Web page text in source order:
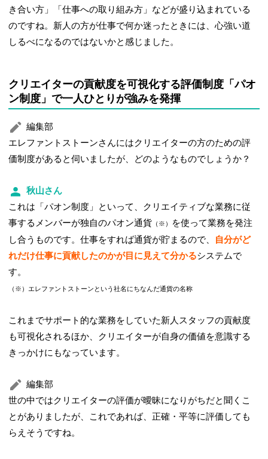
き合い方」「仕事への取り組み方」などが盛り込まれている
のですね。新人の方が仕事で何か迷ったときには、心強い道
しるべになるのではないかと感じました。
クリエイターの貢献度を可視化する評価制度「パオ
ン制度」で一人ひとりが強みを発揮
編集部
エレファントストーンさんにはクリエイターの方のための評
価制度があると伺いましたが、どのようなものでしょうか？
秋山さん
これは「パオン制度」といって、クリエイティブな業務に従
事するメンバーが独自のパオン通貨 （※）
を使って業務を発注
し合うものです。仕事をすれば通貨が貯まるので、
自分がど
れだけ仕事に貢献したのかが目に見えて分かるシステムで
す。
（※）エレファントストーンという社名にちなんだ通貨の名称
これまでサポート的な業務をしていた新人スタッフの貢献度
も可視化されるほか、クリエイターが自身の価値を意識する
きっかけにもなっています。
編集部
世の中ではクリエイターの評価が曖昧になりがちだと聞くこ
とがありましたが、これであれば、正確・平等に評価しても
らえそうですね。